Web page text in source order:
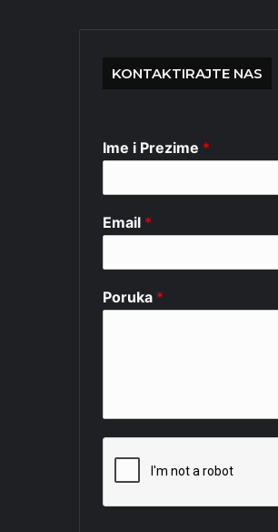
KONTAKTIRAJTE NAS
Ime i Prezime *
Email *
Poruka *